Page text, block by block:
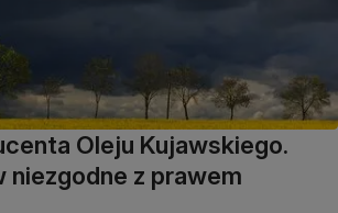
Oleju Kujawskiego.
niezgodne z prawem